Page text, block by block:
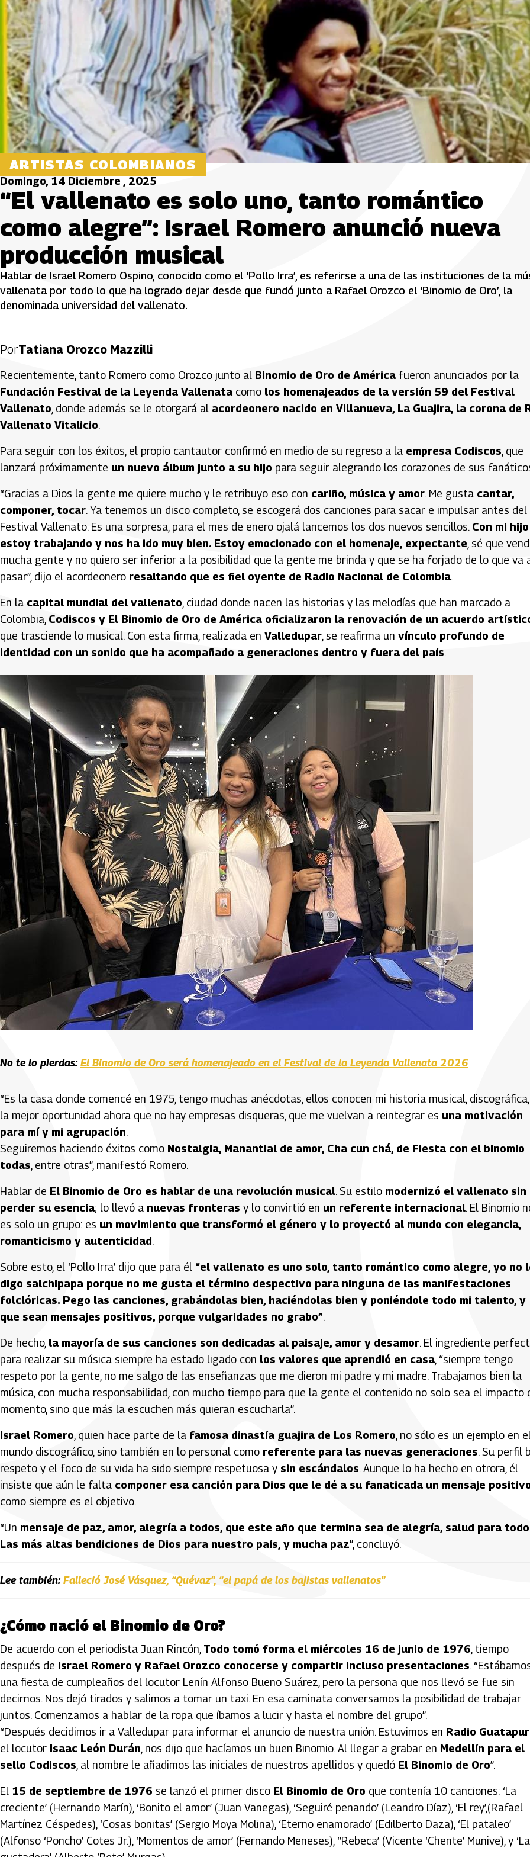
ARTISTAS COLOMBIANOS
Domingo, 14 Diciembre , 2025
“El vallenato es solo uno, tanto romántico
como alegre”: Israel Romero anunció nueva
producción musical
Hablar de Israel Romero Ospino, conocido como el ‘Pollo Irra’, es referirse a una de las instituciones de la
vallenata por todo lo que ha logrado dejar desde que fundó junto a Rafael Orozco el ‘Binomio de Oro’, la
denominada universidad del vallenato.
PorTatiana Orozco Mazzilli
Recientemente, tanto Romero como Orozco junto al Binomio de Oro de América fueron anunciados por la
Fundación Festival de la Leyenda Vallenata como los homenajeados de la versión 59 del Festival
Vallenato , donde además se le otorgará al acordeonero nacido en Villanueva, La Guajira, la corona de
Vallenato Vitalicio.
Para seguir con los éxitos, el propio cantautor confirmó en medio de su regreso a la empresa Codiscos , que
lanzará próximamente un nuevo álbum junto a su hijo para seguir alegrando los corazones de sus
“Gracias a Dios la gente me quiere mucho y le retribuyo eso con cariño, música y amor. Me gusta cantar,
componer, tocar. Ya tenemos un disco completo, se escogerá dos canciones para sacar e impulsar antes del
Festival Vallenato. Es una sorpresa, para el mes de enero ojalá lancemos los dos nuevos sencillos. Con mi hijo
estoy trabajando y nos ha ido muy bien. Estoy emocionado con el homenaje, expectante , sé que
mucha gente y no quiero ser inferior a la posibilidad que la gente me brinda y que se ha forjado de lo que va
pasar”, dijo el acordeonero resaltando que es fiel oyente de Radio Nacional de Colombia.
En la capital mundial del vallenato , ciudad donde nacen las historias y las melodías que han marcado a
Colombia, Codiscos y El Binomio de Oro de América oficializaron la renovación de un acuerdo
que trasciende lo musical. Con esta firma, realizada en Valledupar , se reafirma un vínculo profundo de
identidad con un sonido que ha acompañado a generaciones dentro y fuera del país.
No te lo pierdas: El Binomio de Oro será homenajeado en el Festival de la Leyenda Vallenata 2026
“Es la casa donde comencé en 1975, tengo muchas anécdotas, ellos conocen mi historia musical,
la mejor oportunidad ahora que no hay empresas disqueras, que me vuelvan a reintegrar es una motivación
para mí y mi agrupación.
Seguiremos haciendo éxitos como Nostalgia, Manantial de amor, Cha cun chá, de Fiesta con el binomio
todas , entre otras”, manifestó Romero.
Hablar de El Binomio de Oro es hablar de una revolución musical. Su estilo modernizó el vallenato sin
perder su esencia; lo llevó a nuevas fronteras y lo convirtió en un referente internacional. El Binomio
es solo un grupo: es un movimiento que transformó el género y lo proyectó al mundo con elegancia,
romanticismo y autenticidad.
Sobre esto, el ‘Pollo Irra’ dijo que para él “el vallenato es uno solo, tanto romántico como alegre, yo no
digo salchipapa porque no me gusta el término despectivo para ninguna de las manifestaciones
folclóricas. Pego las canciones, grabándolas bien, haciéndolas bien y poniéndole todo mi talento, y
que sean mensajes positivos, porque vulgaridades no grabo”.
De hecho, la mayoría de sus canciones son dedicadas al paisaje, amor y desamor. El ingrediente
para realizar su música siempre ha estado ligado con los valores que aprendió en casa , “siempre tengo
respeto por la gente, no me salgo de las enseñanzas que me dieron mi padre y mi madre. Trabajamos bien la
música, con mucha responsabilidad, con mucho tiempo para que la gente el contenido no solo sea el impacto
momento, sino que más la escuchen más quieran escucharla”.
Israel Romero, quien hace parte de la famosa dinastía guajira de Los Romero , no sólo es un ejemplo en
mundo discográfico, sino también en lo personal como referente para las nuevas generaciones. Su perfil
respeto y el foco de su vida ha sido siempre respetuosa y sin escándalos. Aunque lo ha hecho en otrora, él
insiste que aún le falta componer esa canción para Dios que le dé a su fanaticada un mensaje
como siempre es el objetivo.
“Un mensaje de paz, amor, alegría a todos, que este año que termina sea de alegría, salud para
Las más altas bendiciones de Dios para nuestro país, y mucha paz”, concluyó.
Lee también: Falleció José Vásquez, “Quévaz”, “el papá de los bajistas vallenatos”
¿Cómo nació el Binomio de Oro?
De acuerdo con el periodista Juan Rincón, Todo tomó forma el miércoles 16 de junio de 1976 , tiempo
después de Israel Romero y Rafael Orozco conocerse y compartir incluso presentaciones.
una fiesta de cumpleaños del locutor Lenín Alfonso Bueno Suárez, pero la persona que nos llevó se fue sin
decirnos. Nos dejó tirados y salimos a tomar un taxi. En esa caminata conversamos la posibilidad de trabajar
juntos. Comenzamos a hablar de la ropa que íbamos a lucir y hasta el nombre del grupo”.
“Después decidimos ir a Valledupar para informar el anuncio de nuestra unión. Estuvimos en Radio
el locutor Isaac León Durán , nos dijo que hacíamos un buen Binomio. Al llegar a grabar en Medellín para el
sello Codiscos , al nombre le añadimos las iniciales de nuestros apellidos y quedó El Binomio de Oro”.
El 15 de septiembre de 1976 se lanzó el primer disco El Binomio de Oro que contenía 10 canciones: ‘La
creciente’ (Hernando Marín), ‘Bonito el amor’ (Juan Vanegas), ‘Seguiré penando’ (Leandro Díaz), ‘El rey’,(Rafael
Martínez Céspedes), ‘Cosas bonitas’ (Sergio Moya Molina), ‘Eterno enamorado’ (Edilberto Daza), ‘El pataleo’
(Alfonso ‘Poncho’ Cotes Jr.), ‘Momentos de amor’ (Fernando Meneses), ‘’Rebeca’ (Vicente ‘Chente’ Munive), y ‘La